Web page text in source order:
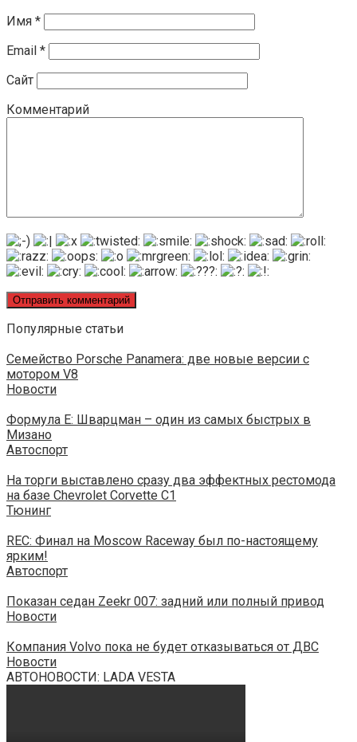
Имя *
Email *
Сайт
Комментарий
Популярные статьи
Семейство Porsche Panamera: две новые версии с
мотором V8
Новости
Формула E: Шварцман – один из самых быстрых в
Мизано
Автоспорт
На торги выставлено сразу два эффектных рестомода
на базе Chevrolet Corvette C1
Тюнинг
REC: Финал на Moscow Raceway был по-настоящему
ярким!
Автоспорт
Показан седан Zeekr 007: задний или полный привод
Новости
Компания Volvo пока не будет отказываться от ДВС
Новости
АВТОНОВОСТИ: LADA VESTA